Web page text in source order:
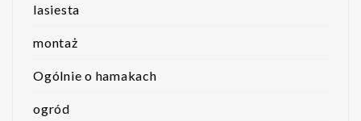
lasiesta
montaż
Ogólnie o hamakach
ogród